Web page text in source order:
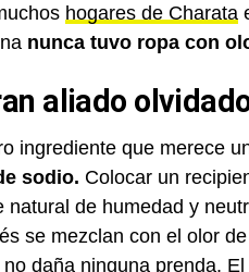
hogares de Charata
nunca tuvo ropa con
aliado
ingrediente que merece
sodio. Colocar un
de humedad y
se mezclan con el olor
daña ninguna prenda.